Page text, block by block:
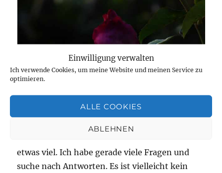
Einwilligung verwalten
Ich verwende Cookies, um meine Website und meinen Service zu
optimieren.
ALLE COOKIES
ABLEHNEN
eine der letzten Rosen im Oktober-Abendlicht
In dieser letzten Woche im Oktober hätte ich
noch so vieles zu schreiben gehabt, aber es ist
besser, wenn ich alles, was mich im Moment
etwas viel. Ich habe gerade viele Fragen und
suche nach Antworten. Es ist vielleicht kein